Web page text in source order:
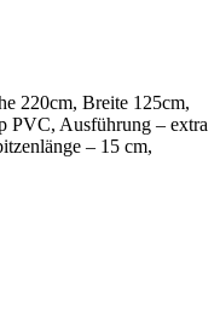
220cm, Breite 125cm,
PVC, Ausführung – extra
– 15 cm,